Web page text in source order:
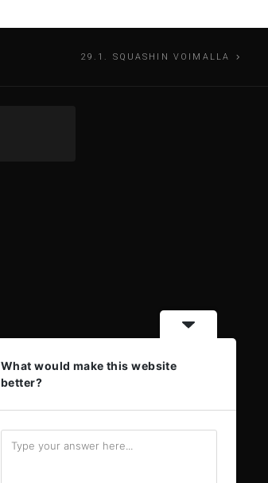
29.1. SQUASHIN VOIMALLA
What would make this website
better?